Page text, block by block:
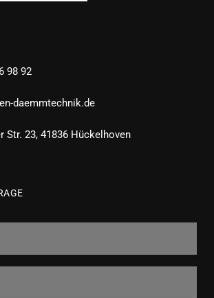
98 92
daemmtechnik.de
Str. 23, 41836 Hückelhoven